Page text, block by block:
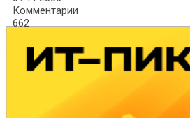
Комментарии
662